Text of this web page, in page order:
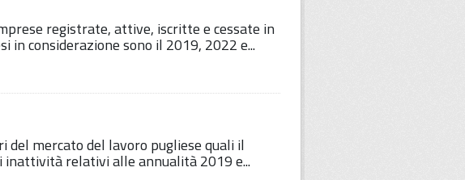
registrate, attive, iscritte e cessate in
in considerazione sono il 2019, 2022 e...
mercato del lavoro pugliese quali il
inattività relativi alle annualità 2019 e...